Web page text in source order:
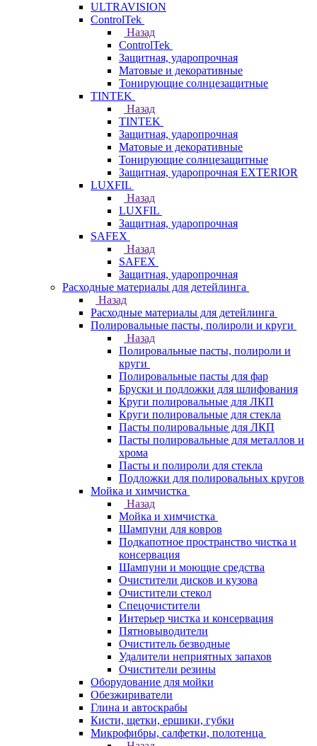
ULTRAVISION
ControlTek
Назад
ControlTek
Защитная, ударопрочная
Матовые и декоративные
Тонирующие солнцезащитные
TINTEK
Назад
TINTEK
Защитная, ударопрочная
Матовые и декоративные
Тонирующие солнцезащитные
Защитная, ударопрочная EXTERIOR
LUXFIL
Назад
LUXFIL
Защитная, ударопрочная
SAFEX
Назад
SAFEX
Защитная, ударопрочная
Расходные материалы для детейлинга
Назад
Расходные материалы для детейлинга
Полировальные пасты, полироли и круги
Назад
Полировальные пасты, полироли и
круги
Полировальные пасты для фар
Бруски и подложки для шлифования
Круги полировальные для ЛКП
Круги полировальные для стекла
Пасты полировальные для ЛКП
Пасты полировальные для металлов и
хрома
Пасты и полироли для стекла
Подложки для полировальных кругов
Мойка и химчистка
Назад
Мойка и химчистка
Шампуни для ковров
Подкапотное пространство чистка и
консервация
Шампуни и моющие средства
Очистители дисков и кузова
Очистители стекол
Спецочистители
Интерьер чистка и консервация
Пятновыводители
Очиститель безводные
Удалители неприятных запахов
Очистители резины
Оборудование для мойки
Обезжириватели
Глина и автоскрабы
Кисти, щетки, ершики, губки
Микрофибры, салфетки, полотенца